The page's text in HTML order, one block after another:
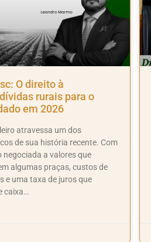
O direito à
rurais para o
em 2026
atravessa um dos
de sua história recente. Com
negociada a valores que
algumas praças, custos de
e uma taxa de juros que
caixa…